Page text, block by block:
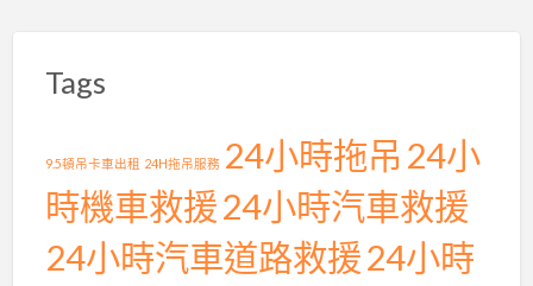
Tags
9.5頓吊卡車出租 24H拖吊服務 24小時拖吊 24小
時機車救援24小時汽車救援
24小時汽車道路救援24小時